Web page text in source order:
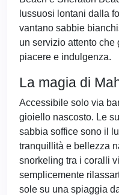
lussuosi lontani dalla
vantano sabbie
un servizio attento
piacere e indulgenza.
La magia di
Accessibile solo via
gioiello nascosto. Le
sabbia soffice sono il
tranquillità e bellezza
snorkeling tra i coralli
semplicemente
sole su una spiaggia